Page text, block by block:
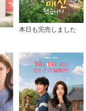
本日も完売しました